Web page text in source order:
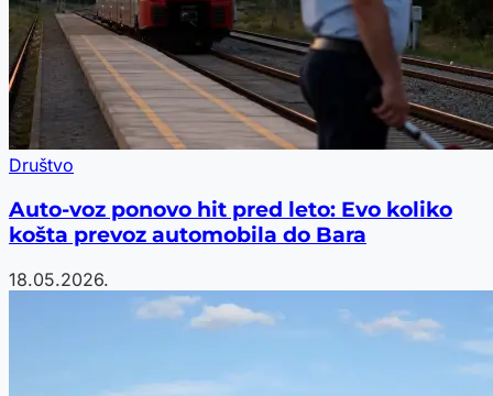
Društvo
Auto-voz ponovo hit pred leto: Evo koliko
košta prevoz automobila do Bara
18.05.2026.